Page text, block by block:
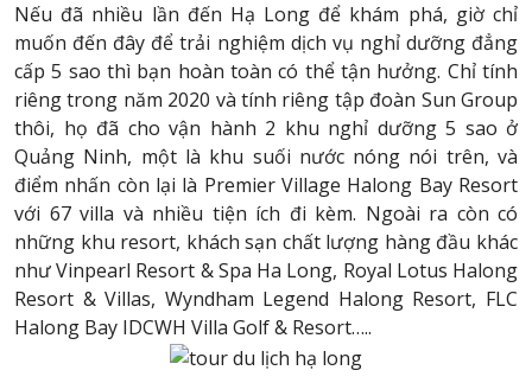
Nếu đã nhiều lần đến Hạ Long để khám phá, giờ chỉ
muốn đến đây để trải nghiệm dịch vụ nghỉ dưỡng đẳng
cấp 5 sao thì bạn hoàn toàn có thể tận hưởng. Chỉ tính
riêng trong năm 2020 và tính riêng tập đoàn Sun Group
thôi, họ đã cho vận hành 2 khu nghỉ dưỡng 5 sao ở
Quảng Ninh, một là khu suối nước nóng nói trên, và
điểm nhấn còn lại là Premier Village Halong Bay Resort
với 67 villa và nhiều tiện ích đi kèm. Ngoài ra còn có
những khu resort, khách sạn chất lượng hàng đầu khác
như Vinpearl Resort & Spa Ha Long, Royal Lotus Halong
Resort & Villas, Wyndham Legend Halong Resort, FLC
Halong Bay IDCWH Villa Golf & Resort…..